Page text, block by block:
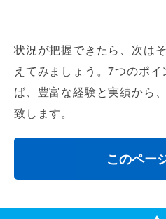
状況が把握できたら、次は
えてみましょう。7つのポイ
ば、豊富な経験と実績から
致します。